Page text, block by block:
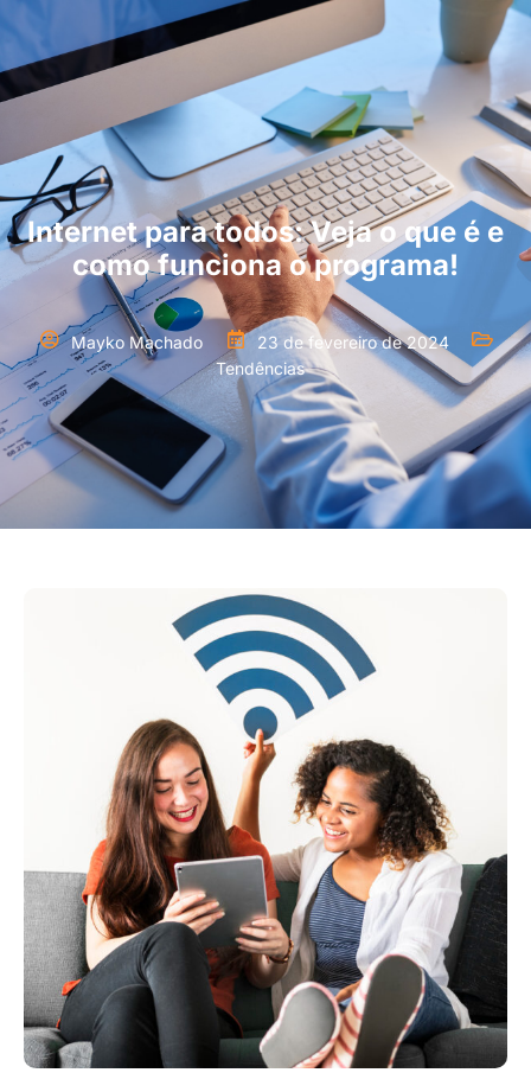
Internet para todos: Veja o que é e
como funciona o programa!
Mayko Machado
23 de fevereiro de 2024
Tendências